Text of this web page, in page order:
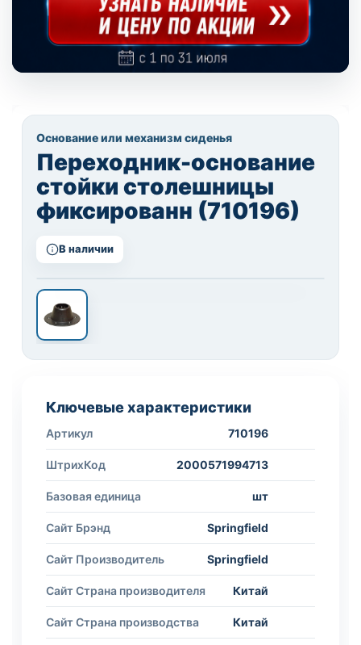
Основание или механизм сиденья
Переходник-основание
стойки столешницы
фиксированн (710196)
В наличии
Ключевые характеристики
Артикул 710196
ШтрихКод 2000571994713
Базовая единица шт
Сайт Брэнд Springfield
Сайт Производитель Springfield
Сайт Страна производителя Китай
Сайт Страна производства Китай